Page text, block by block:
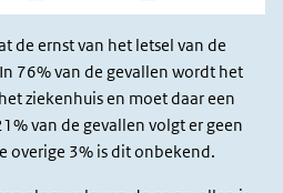
de ernst van het letsel van de
76% van de gevallen wordt het
ziekenhuis en moet daar een
van de gevallen volgt er geen
overige 3% is dit onbekend.